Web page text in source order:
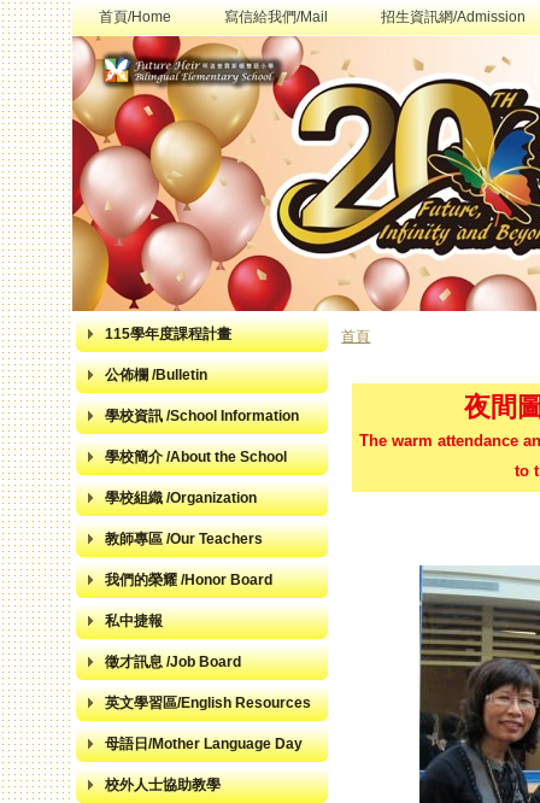
首頁/Home 寫信給我們/Mail 招生資訊網/Admission
115學年度課程計畫
公佈欄 /Bulletin
學校資訊 /School Information
學校簡介 /About the School
學校組織 /Organization
教師專區 /Our Teachers
我們的榮耀 /Honor Board
私中捷報
徵才訊息 /Job Board
英文學習區/English Resources
母語日/Mother Language Day
校外人士協助教學
首頁
夜間
The warm attendance
to